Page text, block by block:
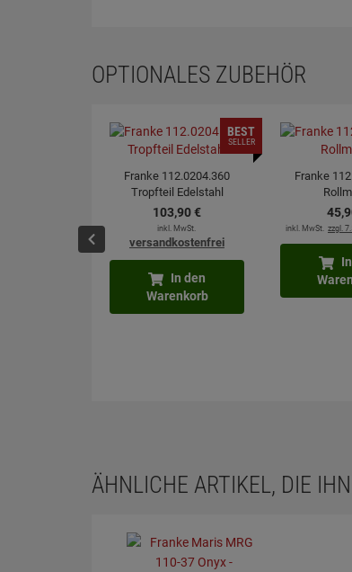
OPTIONALES ZUBEHÖR
Franke 112.0204.360
Tropfteil Edelstahl
103,90€
inkl. MwSt.
versandkostenfrei
BEST
SELLER
In den
Warenkorb
Franke
45,
inkl. MwSt. zzgl.
ÄHNLICHE ARTIKEL, DIE